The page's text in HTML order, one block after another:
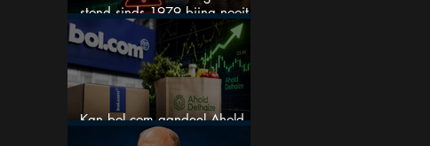
stond sinds 1979 bijna nooit
zo extreem
Kan bol.com aandeel Ahold
nieuw leven inblazen?